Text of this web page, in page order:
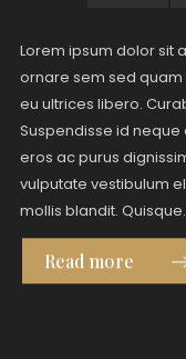
Lorem ipsum dolor sit
ornare sem sed
eu ultrices libero.
Suspendisse id neque
eros ac purus
vulputate vestibulum
mollis blandit.
Read more